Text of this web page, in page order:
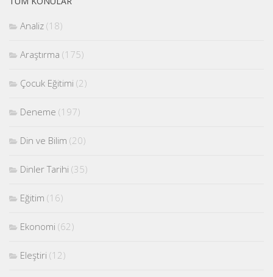
Analiz (18)
Araştırma (175)
Çocuk Eğitimi (2)
Deneme (197)
Din ve Bilim (20)
Dinler Tarihi (35)
Eğitim (16)
Ekonomi (62)
Eleştiri (12)